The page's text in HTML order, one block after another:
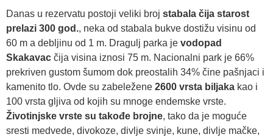
Danas u rezervatu postoji veliki broj stabala čija starost
prelazi 300 god., neka od stabala bukve dostižu visinu od
60 m a debljinu od 1 m. Dragulj parka je vodopad
Skakavac čija visina iznosi 75 m. Nacionalni park je 66%
prekriven gustom šumom dok preostalih 34% čine pašnjaci i
kamenito tlo. Ovde su zabeležene 2600 vrsta biljaka kao i
100 vrsta gljiva od kojih su mnoge endemske vrste.
Životinjske vrste su takođe brojne, tako da je moguće
sresti medvede, divokoze, divlje svinje, kune, divlje mačke,